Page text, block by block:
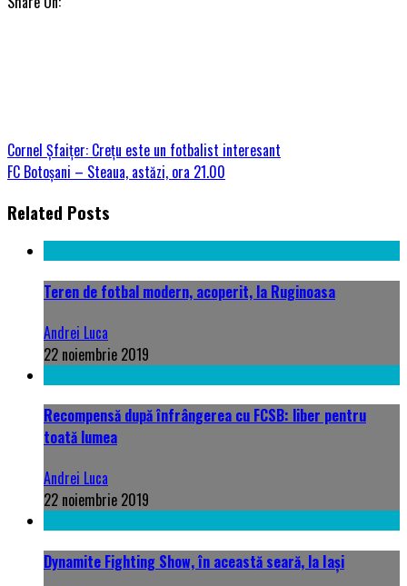
Cornel Șfaițer: Crețu este un fotbalist interesant
FC Botoșani – Steaua, astăzi, ora 21.00
Related Posts
Teren de fotbal modern, acoperit, la Ruginoasa
Andrei Luca
22 noiembrie 2019
Recompensă după înfrângerea cu FCSB: liber pentru
toată lumea
Andrei Luca
22 noiembrie 2019
Dynamite Fighting Show, în această seară, la Iași